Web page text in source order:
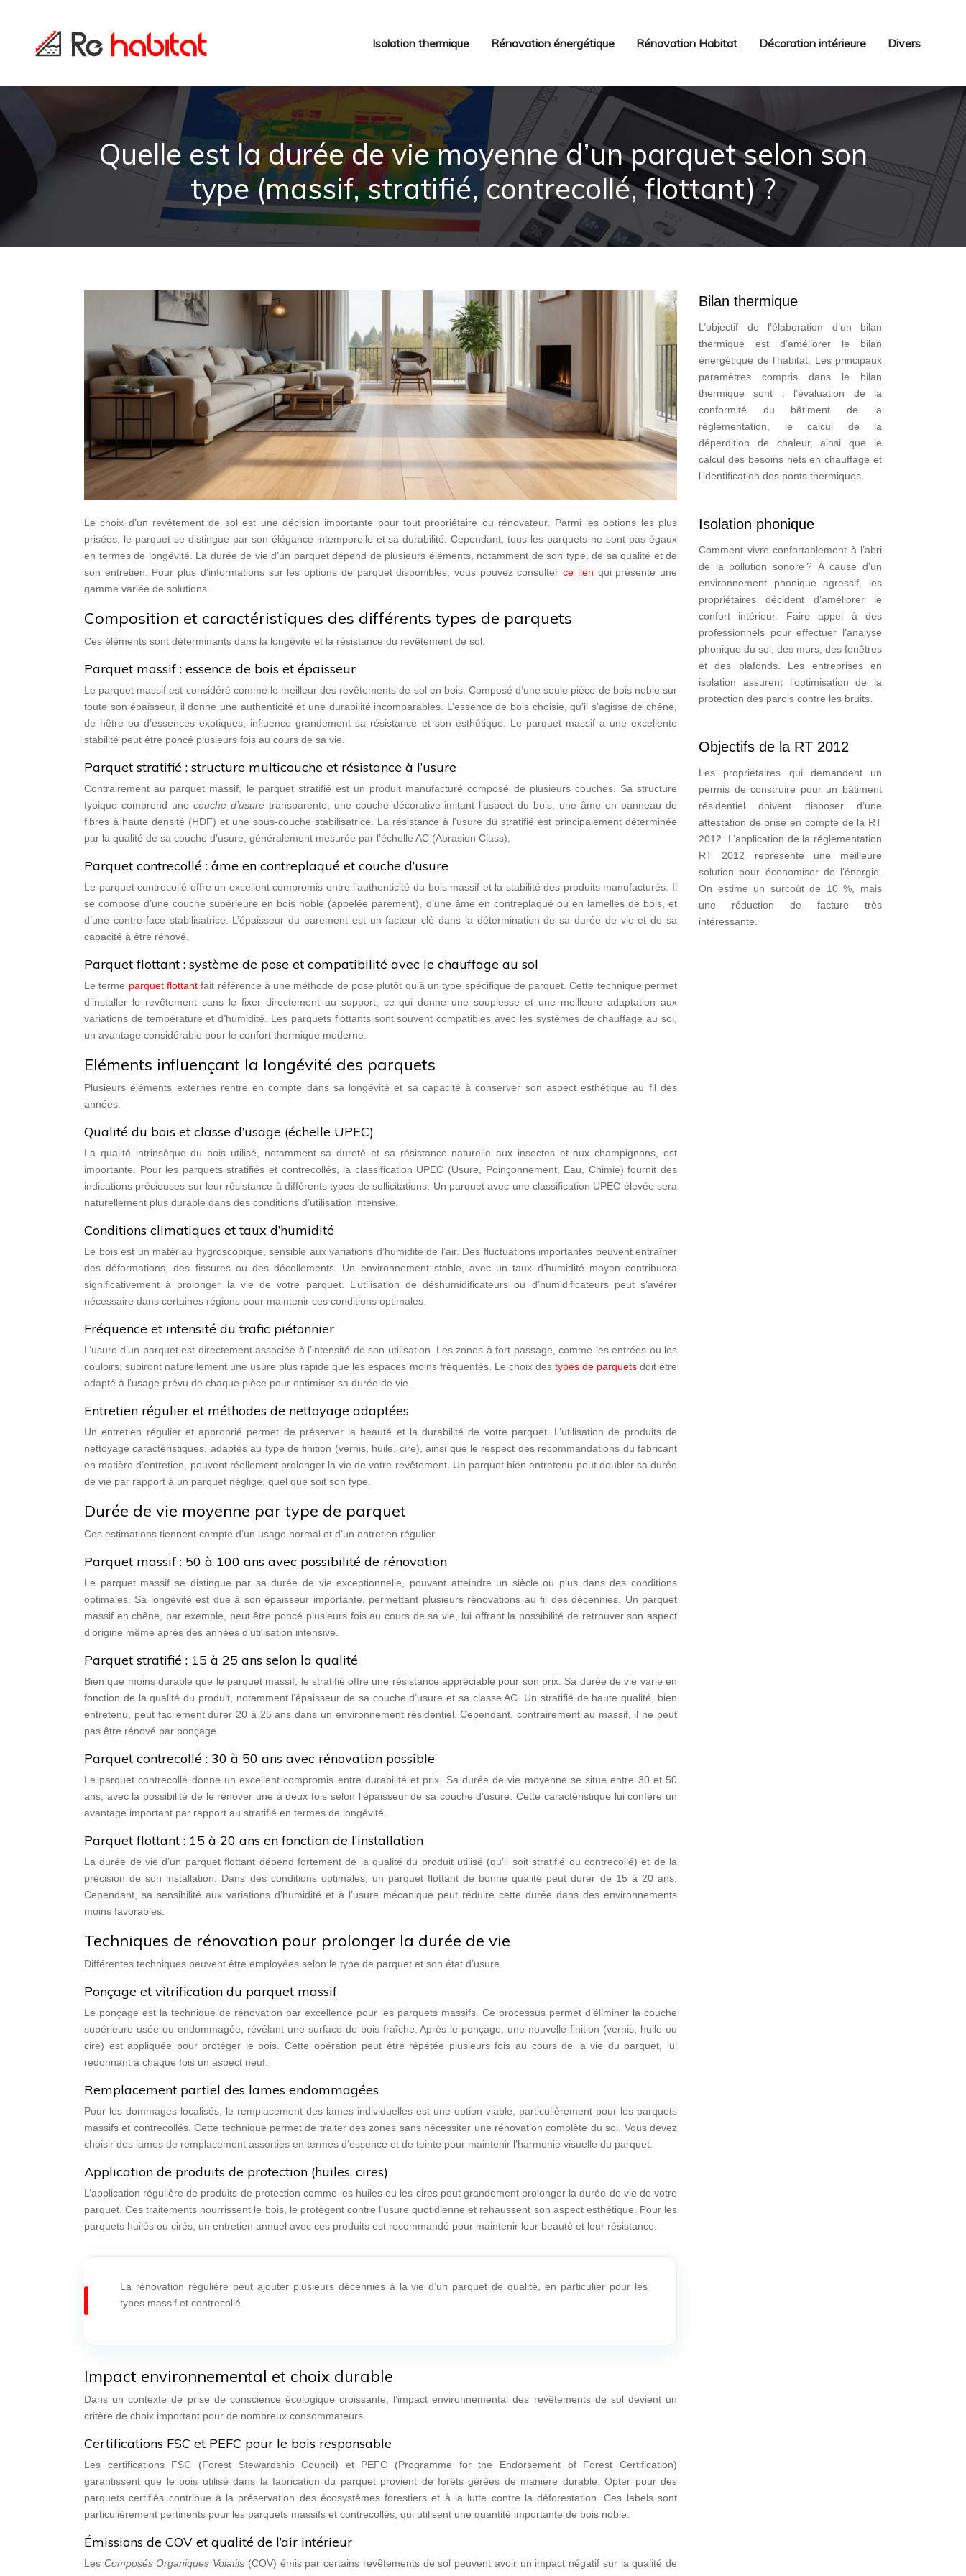
Isolation thermique Rénovation énergétique Rénovation Habitat Décoration intérieure Divers
Quelle est la durée de vie moyenne d’un parquet selon son
type (massif, stratifié, contrecollé, flottant) ?
Le choix d’un revêtement de sol est une décision importante pour tout propriétaire ou rénovateur. Parmi les options les plus
prisées, le parquet se distingue par son élégance intemporelle et sa durabilité. Cependant, tous les parquets ne sont pas égaux
en termes de longévité. La durée de vie d’un parquet dépend de plusieurs éléments, notamment de son type, de sa qualité et de
son entretien. Pour plus d’informations sur les options de parquet disponibles, vous pouvez consulterce lien qui présente une
gamme variée de solutions.
Composition et caractéristiques des différents types de parquets
Ces éléments sont déterminants dans la longévité et la résistance du revêtement de sol.
Parquet massif : essence de bois et épaisseur
Le parquet massif est considéré comme le meilleur des revêtements de sol en bois. Composé d’une seule pièce de bois noble sur
toute son épaisseur, il donne une authenticité et une durabilité incomparables. L’essence de bois choisie, qu’il s’agisse de chêne,
de hêtre ou d’essences exotiques, influence grandement sa résistance et son esthétique. Le parquet massif a une excellente
stabilité peut être poncé plusieurs fois au cours de sa vie.
Parquet stratifié : structure multicouche et résistance à l’usure
Contrairement au parquet massif, le parquet stratifié est un produit manufacturé composé de plusieurs couches. Sa structure
typique comprend une couche d’usure transparente, une couche décorative imitant l’aspect du bois, une âme en panneau de
fibres à haute densité (HDF) et une sous-couche stabilisatrice. La résistance à l’usure du stratifié est principalement déterminée
par la qualité de sa couche d’usure, généralement mesurée par l’échelle AC (Abrasion Class).
Parquet contrecollé : âme en contreplaqué et couche d’usure
Le parquet contrecollé offre un excellent compromis entre l’authenticité du bois massif et la stabilité des produits manufacturés. Il
se compose d’une couche supérieure en bois noble (appelée parement), d’une âme en contreplaqué ou en lamelles de bois, et
d’une contre-face stabilisatrice. L’épaisseur du parement est un facteur clé dans la détermination de sa durée de vie et de sa
capacité à être rénové.
Parquet flottant : système de pose et compatibilité avec le chauffage au sol
Le terme parquet flottantfait référence à une méthode de pose plutôt qu’à un type spécifique de parquet. Cette technique permet
d’installer le revêtement sans le fixer directement au support, ce qui donne une souplesse et une meilleure adaptation aux
variations de température et d’humidité. Les parquets flottants sont souvent compatibles avec les systèmes de chauffage au sol,
un avantage considérable pour le confort thermique moderne.
Eléments influençant la longévité des parquets
Plusieurs éléments externes rentre en compte dans sa longévité et sa capacité à conserver son aspect esthétique au fil des
années.
Qualité du bois et classe d’usage (échelle UPEC)
La qualité intrinsèque du bois utilisé, notamment sa dureté et sa résistance naturelle aux insectes et aux champignons, est
importante. Pour les parquets stratifiés et contrecollés, la classification UPEC (Usure, Poinçonnement, Eau, Chimie) fournit des
indications précieuses sur leur résistance à différents types de sollicitations. Un parquet avec une classification UPEC élevée sera
naturellement plus durable dans des conditions d’utilisation intensive.
Conditions climatiques et taux d’humidité
Le bois est un matériau hygroscopique, sensible aux variations d’humidité de l’air. Des fluctuations importantes peuvent entraîner
des déformations, des fissures ou des décollements. Un environnement stable, avec un taux d’humidité moyen contribuera
significativement à prolonger la vie de votre parquet. L’utilisation de déshumidificateurs ou d’humidificateurs peut s’avérer
nécessaire dans certaines régions pour maintenir ces conditions optimales.
Fréquence et intensité du trafic piétonnier
L’usure d’un parquet est directement associée à l’intensité de son utilisation. Les zones à fort passage, comme les entrées ou les
couloirs, subiront naturellement une usure plus rapide que les espaces moins fréquentés. Le choix des types de parquetsdoit être
adapté à l’usage prévu de chaque pièce pour optimiser sa durée de vie.
Entretien régulier et méthodes de nettoyage adaptées
Un entretien régulier et approprié permet de préserver la beauté et la durabilité de votre parquet. L’utilisation de produits de
nettoyage caractéristiques, adaptés au type de finition (vernis, huile, cire), ainsi que le respect des recommandations du fabricant
en matière d’entretien, peuvent réellement prolonger la vie de votre revêtement. Un parquet bien entretenu peut doubler sa durée
de vie par rapport à un parquet négligé, quel que soit son type.
Durée de vie moyenne par type de parquet
Ces estimations tiennent compte d’un usage normal et d’un entretien régulier.
Parquet massif : 50 à 100 ans avec possibilité de rénovation
Le parquet massif se distingue par sa durée de vie exceptionnelle, pouvant atteindre un siècle ou plus dans des conditions
optimales. Sa longévité est due à son épaisseur importante, permettant plusieurs rénovations au fil des décennies. Un parquet
massif en chêne, par exemple, peut être poncé plusieurs fois au cours de sa vie, lui offrant la possibilité de retrouver son aspect
d’origine même après des années d’utilisation intensive.
Parquet stratifié : 15 à 25 ans selon la qualité
Bien que moins durable que le parquet massif, le stratifié offre une résistance appréciable pour son prix. Sa durée de vie varie en
fonction de la qualité du produit, notamment l’épaisseur de sa couche d’usure et sa classe AC. Un stratifié de haute qualité, bien
entretenu, peut facilement durer 20 à 25 ans dans un environnement résidentiel. Cependant, contrairement au massif, il ne peut
pas être rénové par ponçage.
Parquet contrecollé : 30 à 50 ans avec rénovation possible
Le parquet contrecollé donne un excellent compromis entre durabilité et prix. Sa durée de vie moyenne se situe entre 30 et 50
ans, avec la possibilité de le rénover une à deux fois selon l’épaisseur de sa couche d’usure. Cette caractéristique lui confère un
avantage important par rapport au stratifié en termes de longévité.
Parquet flottant : 15 à 20 ans en fonction de l’installation
La durée de vie d’un parquet flottant dépend fortement de la qualité du produit utilisé (qu’il soit stratifié ou contrecollé) et de la
précision de son installation. Dans des conditions optimales, un parquet flottant de bonne qualité peut durer de 15 à 20 ans.
Cependant, sa sensibilité aux variations d’humidité et à l’usure mécanique peut réduire cette durée dans des environnements
moins favorables.
Techniques de rénovation pour prolonger la durée de vie
Différentes techniques peuvent être employées selon le type de parquet et son état d’usure.
Ponçage et vitrification du parquet massif
Le ponçage est la technique de rénovation par excellence pour les parquets massifs. Ce processus permet d’éliminer la couche
supérieure usée ou endommagée, révélant une surface de bois fraîche. Après le ponçage, une nouvelle finition (vernis, huile ou
cire) est appliquée pour protéger le bois. Cette opération peut être répétée plusieurs fois au cours de la vie du parquet, lui
redonnant à chaque fois un aspect neuf.
Remplacement partiel des lames endommagées
Pour les dommages localisés, le remplacement des lames individuelles est une option viable, particulièrement pour les parquets
massifs et contrecollés. Cette technique permet de traiter des zones sans nécessiter une rénovation complète du sol. Vous devez
choisir des lames de remplacement assorties en termes d’essence et de teinte pour maintenir l’harmonie visuelle du parquet.
Application de produits de protection (huiles, cires)
L’application régulière de produits de protection comme les huiles ou les cires peut grandement prolonger la durée de vie de votre
parquet. Ces traitements nourrissent le bois, le protègent contre l’usure quotidienne et rehaussent son aspect esthétique. Pour les
parquets huilés ou cirés, un entretien annuel avec ces produits est recommandé pour maintenir leur beauté et leur résistance.
La rénovation régulière peut ajouter plusieurs décennies à la vie d’un parquet de qualité, en particulier pour les
types massif et contrecollé.
Impact environnemental et choix durable
Dans un contexte de prise de conscience écologique croissante, l’impact environnemental des revêtements de sol devient un
critère de choix important pour de nombreux consommateurs.
Certifications FSC et PEFC pour le bois responsable
Les certifications FSC (Forest Stewardship Council) et PEFC (Programme for the Endorsement of Forest Certification)
garantissent que le bois utilisé dans la fabrication du parquet provient de forêts gérées de manière durable. Opter pour des
parquets certifiés contribue à la préservation des écosystèmes forestiers et à la lutte contre la déforestation. Ces labels sont
particulièrement pertinents pour les parquets massifs et contrecollés, qui utilisent une quantité importante de bois noble.
Émissions de COV et qualité de l’air intérieur
Les Composés Organiques Volatils (COV) émis par certains revêtements de sol peuvent avoir un impact négatif sur la qualité de
Bilan thermique
L’objectif de l’élaboration d’un bilan
thermique est d’améliorer le bilan
énergétique de l’habitat. Les principaux
paramètres compris dans le bilan
thermique sont : l’évaluation de la
conformité du bâtiment de la
réglementation, le calcul de la
déperdition de chaleur, ainsi que le
calcul des besoins nets en chauffage et
l’identification des ponts thermiques.
Isolation phonique
Comment vivre confortablement à l’abri
de la pollution sonore ? À cause d’un
environnement phonique agressif, les
propriétaires décident d’améliorer le
confort intérieur. Faire appel à des
professionnels pour effectuer l’analyse
phonique du sol, des murs, des fenêtres
et des plafonds. Les entreprises en
isolation assurent l’optimisation de la
protection des parois contre les bruits.
Objectifs de la RT 2012
Les propriétaires qui demandent un
permis de construire pour un bâtiment
résidentiel doivent disposer d’une
attestation de prise en compte de la RT
2012. L’application de la réglementation
RT 2012 représente une meilleure
solution pour économiser de l’énergie.
On estime un surcoût de 10 %, mais
une réduction de facture très
intéressante.